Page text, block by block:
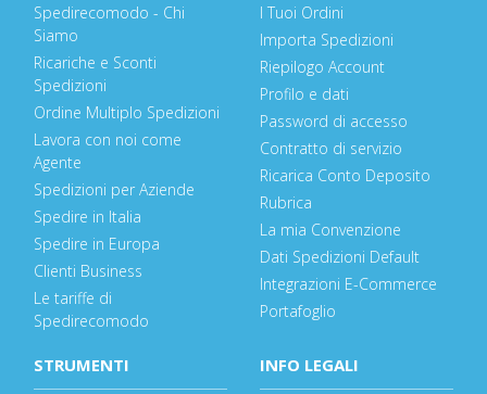
Spedirecomodo - Chi
Siamo
Ricariche e Sconti
Spedizioni
Ordine Multiplo Spedizioni
Lavora con noi come
Agente
Spedizioni per Aziende
Spedire in Italia
Spedire in Europa
Clienti Business
Le tariffe di
Spedirecomodo
I Tuoi Ordini
Importa Spedizioni
Riepilogo Account
Profilo e dati
Password di accesso
Contratto di servizio
Ricarica Conto Deposito
Rubrica
La mia Convenzione
Dati Spedizioni Default
Integrazioni E-Commerce
Portafoglio
STRUMENTI INFO LEGALI